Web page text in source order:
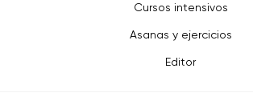
Cursos intensivos
Asanas y ejercicios
Editor